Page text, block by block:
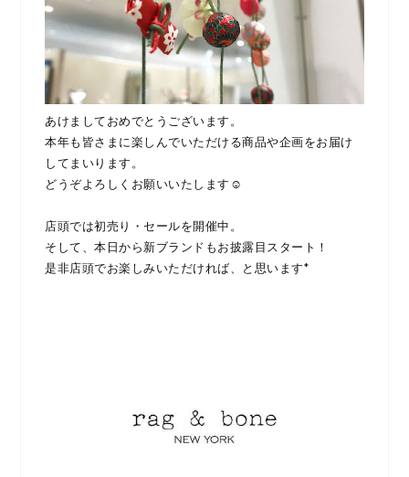
あけましておめでとうございます。
本年も皆さまに楽しんでいただける商品や企画をお届け
してまいります。
どうぞよろしくお願いいたします☺︎
店頭では初売り・セールを開催中。
そして、本日から新ブランドもお披露目スタート！
是非店頭でお楽しみいただければ、と思います*